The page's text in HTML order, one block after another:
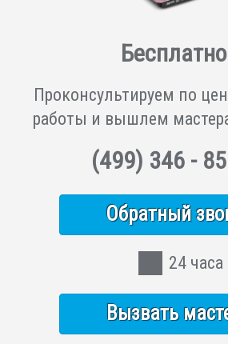
Проконсультируем по
работы и вышлем
(499) 346 -
Обратный
24 часа
Вызвать